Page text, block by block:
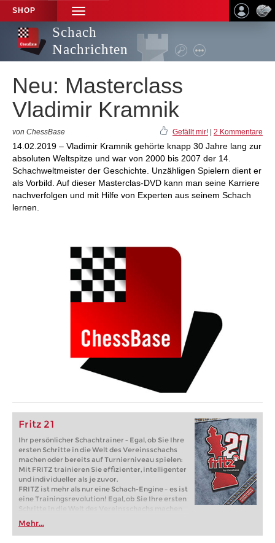
SHOP
TOGGLE
NAVIGATION
Schach
Nachrichten
Neu: Masterclass
Vladimir Kramnik
von ChessBase Gefällt mir! 2 Kommentare
14.02.2019 – Vladimir Kramnik gehörte knapp 30 Jahre lang zur
absoluten Weltspitze und war von 2000 bis 2007 der 14.
Schachweltmeister der Geschichte. Unzähligen Spielern dient er
als Vorbild. Auf dieser Masterclas-DVD kann man seine Karriere
nachverfolgen und mit Hilfe von Experten aus seinem Schach
lernen.
Fritz 21
Ihr persönlicher Schachtrainer - Egal, ob Sie Ihre
ersten Schritte in die Welt des Vereinsschachs
machen oder bereits auf Turnierniveau spielen:
Mit FRITZ trainieren Sie effizienter, intelligenter
und individueller als je zuvor.
FRITZ ist mehr als nur eine Schach-Engine – es ist
eine Trainingsrevolution! Egal, ob Sie Ihre ersten
Schritte in die Welt des Vereinsschachs machen
oder bereits auf Turnierniveau spielen: Mit
FRITZ trainieren Sie effizienter, intelligenter und
individueller als je zuvor.
Mehr...